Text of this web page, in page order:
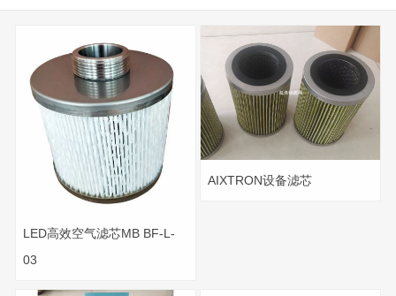
LED高效空气滤芯MB BF-L-
03
AIXTRON设备滤芯